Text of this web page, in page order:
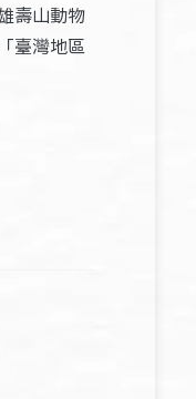
壽山動物
臺灣地區